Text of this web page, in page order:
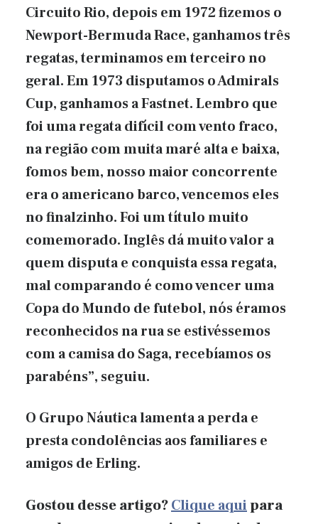
Circuito Rio, depois em 1972 fizemos o
Newport-Bermuda Race, ganhamos três
regatas, terminamos em terceiro no
geral. Em 1973 disputamos o Admirals
Cup, ganhamos a Fastnet. Lembro que
foi uma regata difícil com vento fraco,
na região com muita maré alta e baixa,
fomos bem, nosso maior concorrente
era o americano barco, vencemos eles
no finalzinho. Foi um título muito
comemorado. Inglês dá muito valor a
quem disputa e conquista essa regata,
mal comparando é como vencer uma
Copa do Mundo de futebol, nós éramos
reconhecidos na rua se estivéssemos
com a camisa do Saga, recebíamos os
parabéns”, seguiu.
O Grupo Náutica lamenta a perda e
presta condolências aos familiares e
amigos de Erling.
Gostou desse artigo?Clique aquipara